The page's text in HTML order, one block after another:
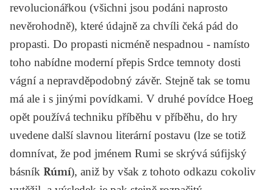
revolucionářkou (všichni jsou podáni naprosto
nevěrohodně), které údajně za chvíli čeká pád do
propasti. Do propasti nicméně nespadnou - namísto
toho nabídne moderní přepis Srdce temnoty dosti
vágní a nepravděpodobný závěr. Stejně tak se tomu
má ale i s jinými povídkami. V druhé povídce Hoeg
opět používá techniku příběhu v příběhu, do hry
uvedene další slavnou literární postavu (lze se totiž
domnívat, že pod jménem Rumi se skrývá súfijský
básník Rúmí), aniž by však z tohoto odkazu cokoliv